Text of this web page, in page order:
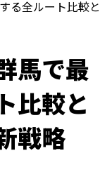
る全ルート比較と
馬で最
比較と
戦略